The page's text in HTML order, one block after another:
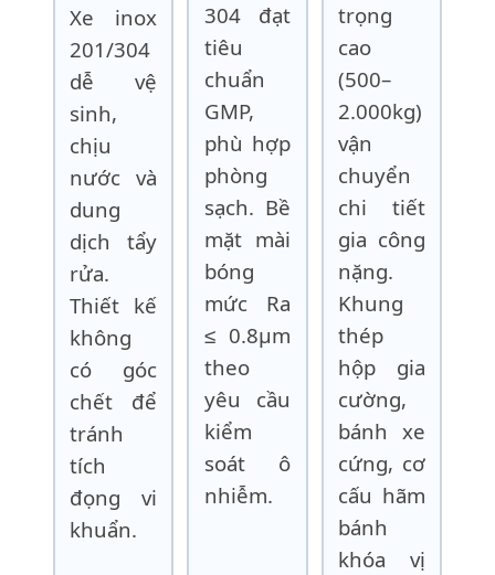
Xe inox
201/304
dễ vệ
sinh,
chịu
nước và
dung
dịch tẩy
rửa.
Thiết kế
không
có góc
chết để
tránh
tích
đọng vi
khuẩn.
304 đạt
tiêu
chuẩn
GMP,
phù hợp
phòng
sạch. Bề
mặt mài
bóng
mức Ra
≤ 0.8µm
theo
yêu cầu
kiểm
soát ô
nhiễm.
trọng
cao
(500–
2.000kg)
vận
chuyển
chi tiết
gia công
nặng.
Khung
thép
hộp gia
cường,
bánh xe
cứng, cơ
cấu hãm
bánh
khóa vị